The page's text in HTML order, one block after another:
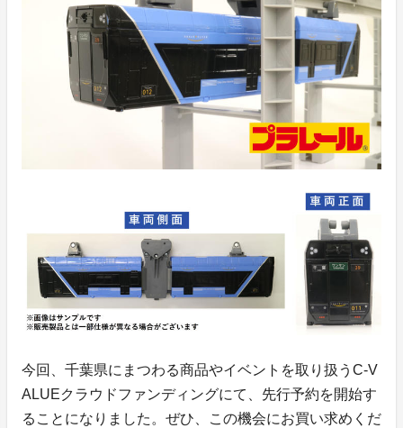
今回、千葉県にまつわる商品やイベントを取り扱うC-V
ALUEクラウドファンディングにて、先行予約を開始す
ることになりました。ぜひ、この機会にお買い求めくだ